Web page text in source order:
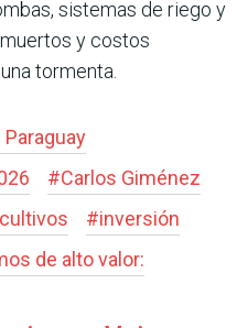
sistemas de riego y
y costos
tormenta.
Paraguay
#Carlos Giménez
cultivos #inversión
de alto valor: